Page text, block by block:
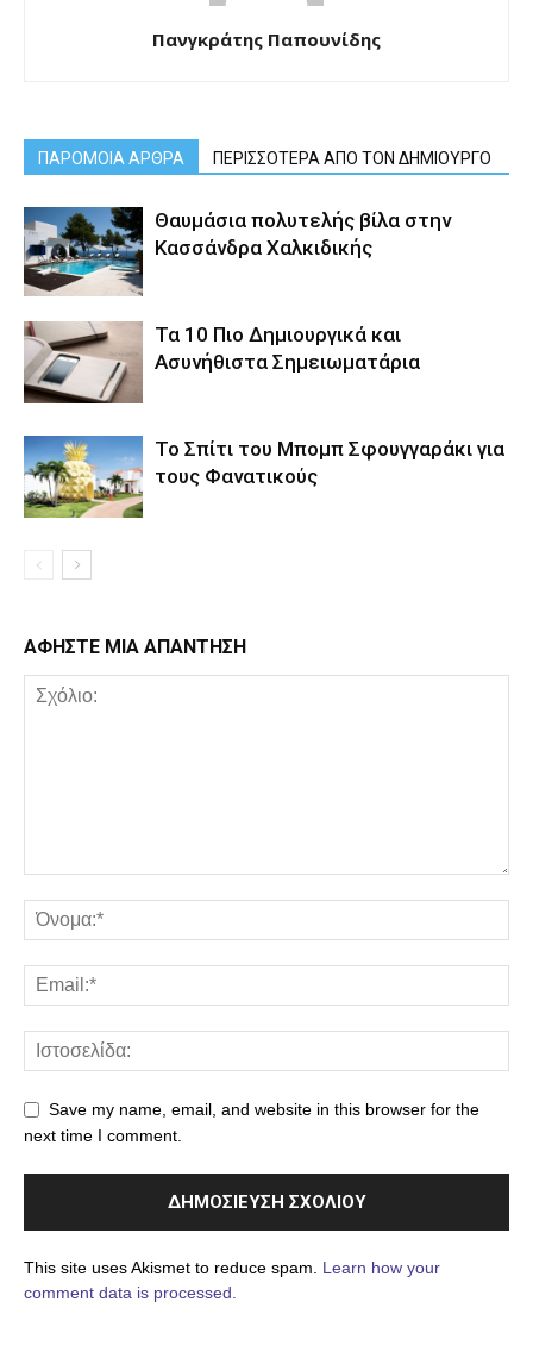
Πανγκράτης Παπουνίδης
ΠΑΡΟΜΟΙΑ ΑΡΘΡΑ ΠΕΡΙΣΣΟΤΕΡΑ ΑΠΟ ΤΟΝ ΔΗΜΙΟΥΡΓΟ
Θαυμάσια πολυτελής βίλα στην
Κασσάνδρα Χαλκιδικής
Τα 10 Πιο Δημιουργικά και
Ασυνήθιστα Σημειωματάρια
Το Σπίτι του Μπομπ Σφουγγαράκι για
τους Φανατικούς
ΑΦΗΣΤΕ ΜΙΑ ΑΠΑΝΤΗΣΗ
Save my name, email, and website in this browser for the
next time I comment.
This site uses Akismet to reduce spam. Learn how your
comment data is processed.